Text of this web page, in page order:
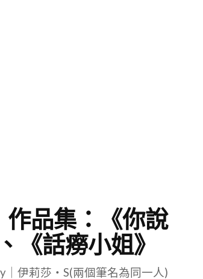
品集：《你說
《話癆小姐》
伊莉莎・S(兩個筆名為同一人)